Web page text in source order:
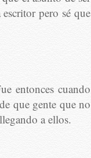
pero sé que
entonces cuando
que gente que no
a ellos.